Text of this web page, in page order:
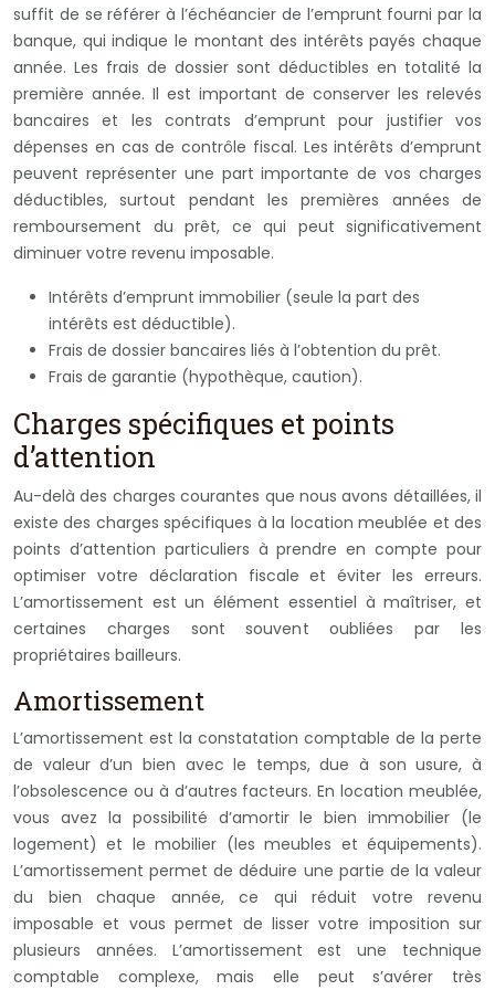
suffit de se référer à l’échéancier de l’emprunt fourni par la
banque, qui indique le montant des intérêts payés chaque
année. Les frais de dossier sont déductibles en totalité la
première année. Il est important de conserver les relevés
bancaires et les contrats d’emprunt pour justifier vos
dépenses en cas de contrôle fiscal. Les intérêts d’emprunt
peuvent représenter une part importante de vos charges
déductibles, surtout pendant les premières années de
remboursement du prêt, ce qui peut significativement
diminuer votre revenu imposable.
Intérêts d’emprunt immobilier (seule la part des
intérêts est déductible).
Frais de dossier bancaires liés à l’obtention du prêt.
Frais de garantie (hypothèque, caution).
Charges spécifiques et points
d’attention
Au-delà des charges courantes que nous avons détaillées, il
existe des charges spécifiques à la location meublée et des
points d’attention particuliers à prendre en compte pour
optimiser votre déclaration fiscale et éviter les erreurs.
L’amortissement est un élément essentiel à maîtriser, et
certaines charges sont souvent oubliées par les
propriétaires bailleurs.
Amortissement
L’amortissement est la constatation comptable de la perte
de valeur d’un bien avec le temps, due à son usure, à
l’obsolescence ou à d’autres facteurs. En location meublée,
vous avez la possibilité d’amortir le bien immobilier (le
logement) et le mobilier (les meubles et équipements).
L’amortissement permet de déduire une partie de la valeur
du bien chaque année, ce qui réduit votre revenu
imposable et vous permet de lisser votre imposition sur
plusieurs années. L’amortissement est une technique
comptable complexe, mais elle peut s’avérer très